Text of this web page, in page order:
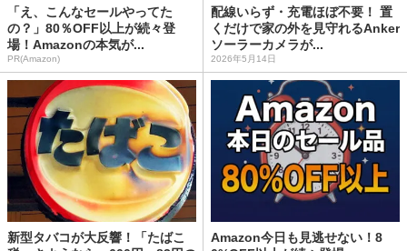
「え、こんなセールやってた
の？」80％OFF以上が続々登
場！Amazonの本気が...
PR(Amazon)
配線いらず・充電ほぼ不要！ 置
くだけで家の外を見守れるAnker
ソーラーカメラが...
2026年5月14日
新型タバコが大反響！「たばこ
Amazon今日も見逃せない！8